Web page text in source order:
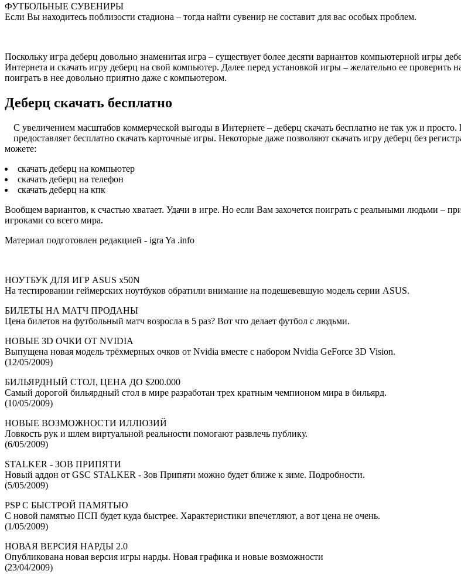
ФУТБОЛЬНЫЕ СУВЕНИРЫ
Если Вы находитесь поблизости стадиона – тогда найти сувенир не составит для вас особых проблем.
Поскольку игра деберц довольно знаменитая игра – существует более десяти вариантов компьютерной игры
Интернета и скачать игру деберц на свой компьютер. Далее перед установкой игры – желательно ее
поиграть в нее довольно приятно даже с компьютером.
Деберц скачать бесплатно
С увеличением масштабов коммерческой выгоды в Интернете – деберц скачать бесплатно не так уж и
предоставляет бесплатно скачать карточные игры. Некоторые даже позволяют скачать игру деберц без
можете:
скачать деберц на компьютер
скачать деберц на телефон
скачать деберц на кпк
Вообщем вариантов, к счастью хватает. Удачи в игре. Но если Вам захочется поиграть с реальными людьми –
игроками со всего мира.
Материал подготовлен редакцией - igra Ya .info
НОУТБУК ДЛЯ ИГР ASUS х50N
На тестировании геймерских ноутбуков обратили внимание на подешевевшую модель серии ASUS.
БИЛЕТЫ НА МАТЧ ПРОДАНЫ
Цена билетов на футбольный матч возросла в 5 раз? Вот что делает футбол с людьми.
НОВЫЕ 3D ОЧКИ ОТ NVIDIA
Выпущена новая модель трёхмерных очков от Nvidia вместе с набором Nvidia GeForce 3D Vision.
(12/05/2009)
БИЛЬЯРДНЫЙ СТОЛ, ЦЕНА ДО $200.000
Самый дорогой бильярдный стол в мире разработан трех кратным чемпионом мира в бильярд.
(10/05/2009)
НОВЫЕ ВОЗМОЖНОСТИ ИЛЛЮЗИЙ
Ловкость рук и шлем виртуальной реальности помогают развлечь публику.
(6/05/2009)
STALKER - ЗОВ ПРИПЯТИ
Новый аддон от GSC STALKER - Зов Припяти можно будет ближе к зиме. Подробности.
(5/05/2009)
PSP С БЫСТРОЙ ПАМЯТЬЮ
С новой памятью ПСП будет куда быстрее. Характеристики впечетляют, а вот цена не очень.
(1/05/2009)
НОВАЯ ВЕРСИЯ НАРДЫ 2.0
Опубликована новая версия игры нарды. Новая графика и новые возможности
(23/04/2009)